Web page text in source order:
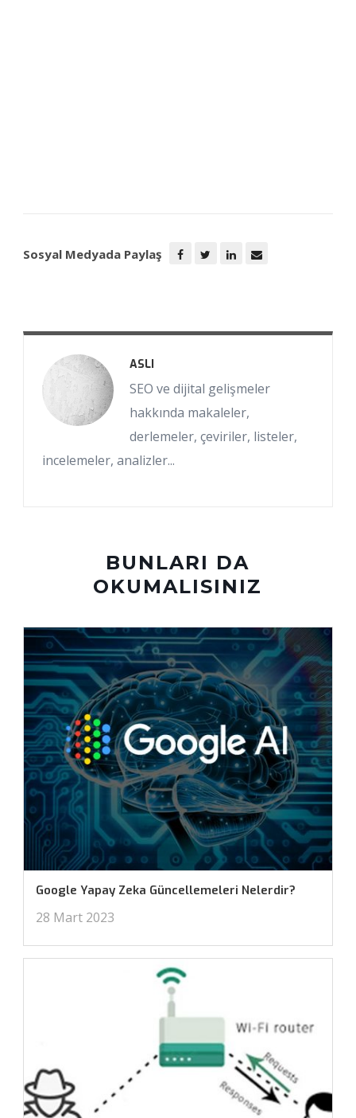
Sosyal Medyada Paylaş
ASLI
SEO ve dijital gelişmeler
hakkında makaleler,
derlemeler, çeviriler, listeler,
incelemeler, analizler...
BUNLARI DA
OKUMALISINIZ
Google Yapay Zeka Güncellemeleri Nelerdir?
28 Mart 2023